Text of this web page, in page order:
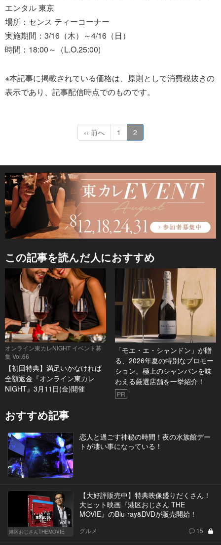
エンタル 東京
場所：センス ティーコーナー
実施期間：3/16（木）～4/16（日）
時間：18:00～（L.O.25:00)
※本記事に掲載されている価格は、原則として消費税抜きの
表示であり、記事配信時点でのものです。
‹‹ 前へ 1 2
この記事を読んだ人におすすめ
オンライン東カレNIGHT イベント募
集 Vol.66
【初回特典】満足いかなければ
全額返金『オンライン東カレ
NIGHT』3月11日(金)開催
「モエ・エ・シャンドン」が贈
る、2026年夏の特別なプロモー
ション。極上のシャンパンを味
わえる厳選店舗を一挙紹介！
PR
おすすめ記事
恋人と過ごす神秘の時間！夜の水族館デー
トが凄い事になっている！
Vol.9
港区おじさんTHEMOVIE
【大好評販売中】特典映像盛りだくさん！
大ヒット映画『港区おじさん THE
MOVIE』のBlu-ray&DVDが販売開始！
グルメ 15